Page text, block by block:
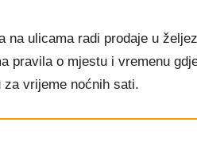
na ulicama radi prodaje u
pravila o mjestu i vremenu
vrijeme noćnih sati.